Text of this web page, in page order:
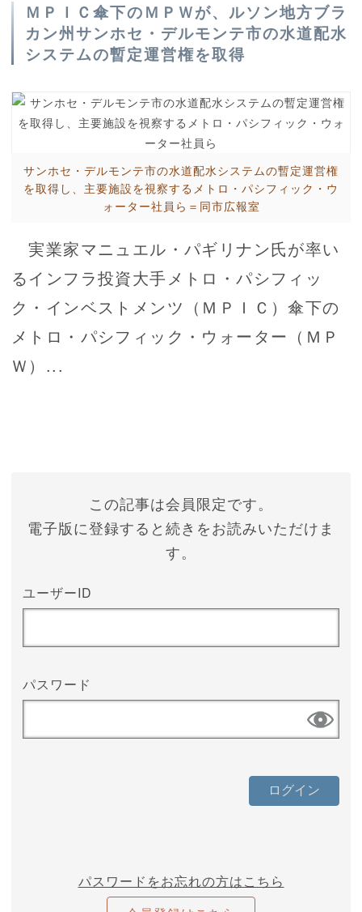
ＭＰＩＣ傘下のＭＰＷが、ルソン地方ブラ
カン州サンホセ・デルモンテ市の水道配水
システムの暫定運営権を取得
サンホセ・デルモンテ市の水道配水システムの暫定運営権
を取得し、主要施設を視察するメトロ・パシフィック・ウ
ォーター社員ら＝同市広報室
実業家マニュエル・パギリナン氏が率い
るインフラ投資大手メトロ・パシフィッ
ク・インベストメンツ（ＭＰＩＣ）傘下の
メトロ・パシフィック・ウォーター（ＭＰ
Ｗ）...
この記事は会員限定です。
電子版に登録すると続きをお読みいただけま
す。
ユーザーID
パスワード
パスワードをお忘れの方はこちら